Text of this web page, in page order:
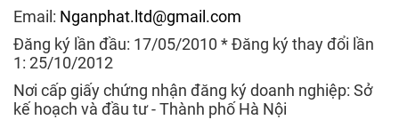
Email: Nganphat.ltd@gmail.com
Đăng ký lần đầu: 17/05/2010 * Đăng ký thay đổi lần
1: 25/10/2012
Nơi cấp giấy chứng nhận đăng ký doanh nghiệp: Sở
kế hoạch và đầu tư - Thành phố Hà Nội